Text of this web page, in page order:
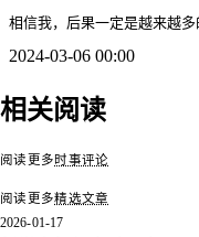
2024-03-06 00:00
相关阅读
阅读更多时事评论
下一代人有可能是人
叉：论 AI 对教育和
人性的威胁 （可收听
播客）
阅读更多精选文章
2026-01-17